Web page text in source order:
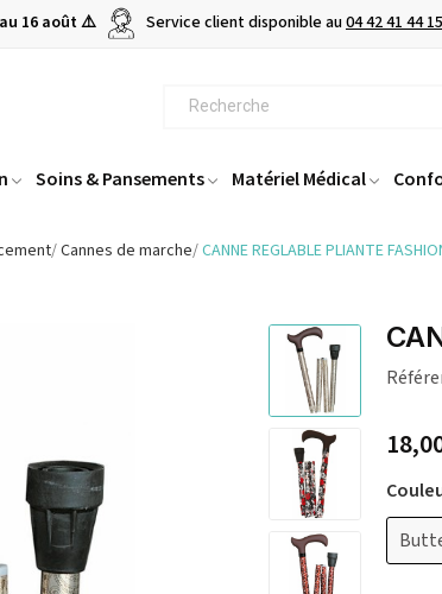
16 août ⚠️ Service client disponible au04 42 41 44 15
Soins & Pansements Matériel Médical
Cannes de marche CANNE REGLABLE PLIANTE